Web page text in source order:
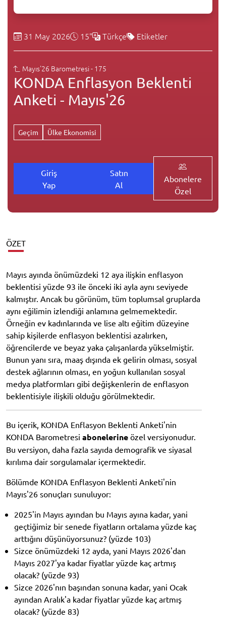
31 May 2026 15" Türkçe Etiketler
Mayıs'26 Barometresi - 175
KONDA Enflasyon Beklenti
Anketi - Mayıs'26
Geçim Ülke Ekonomisi
Giriş
Yap
Satın
Al
Abonelere
Özel
ÖZET
Mayıs ayında önümüzdeki 12 aya ilişkin enflasyon
beklentisi yüzde 93 ile önceki iki ayla aynı seviyede
kalmıştır. Ancak bu görünüm, tüm toplumsal gruplarda
aynı eğilimin izlendiği anlamına gelmemektedir.
Örneğin ev kadınlarında ve lise altı eğitim düzeyine
sahip kişilerde enflasyon beklentisi azalırken,
öğrencilerde ve beyaz yaka çalışanlarda yükselmiştir.
Bunun yanı sıra, maaş dışında ek gelirin olması, sosyal
destek ağlarının olması, en yoğun kullanılan sosyal
medya platformları gibi değişkenlerin de enflasyon
beklentisiyle ilişkili olduğu görülmektedir.
Bu içerik, KONDA Enflasyon Beklenti Anketi'nin
KONDA Barometresi abonelerine özel versiyonudur.
Bu versiyon, daha fazla sayıda demografik ve siyasal
kırılıma dair sorgulamalar içermektedir.
Bölümde KONDA Enflasyon Beklenti Anketi'nin
Mayıs'26 sonuçları sunuluyor:
2025'in Mayıs ayından bu Mayıs ayına kadar, yani
geçtiğimiz bir senede fiyatların ortalama yüzde kaç
arttığını düşünüyorsunuz? (yüzde 103)
Sizce önümüzdeki 12 ayda, yani Mayıs 2026'dan
Mayıs 2027'ya kadar fiyatlar yüzde kaç artmış
olacak? (yüzde 93)
Sizce 2026'nın başından sonuna kadar, yani Ocak
ayından Aralık'a kadar fiyatlar yüzde kaç artmış
olacak? (yüzde 83)